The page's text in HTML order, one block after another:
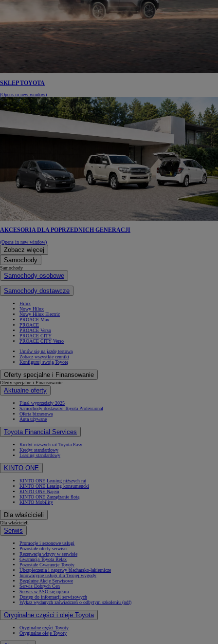
SKLEP TOYOTA
(Opens in new window)
AKCESORIA DLA POPRZEDNICH GENERACJI
(Opens in new window)
Zobacz więcej
Samochody
Samochody
Samochody osobowe
Samochody dostawcze
Hilux
Nowy Hilux
Nowy Hilux Electric
PROACE Max
PROACE
PROACE Verso
PROACE CITY
PROACE CITY Verso
Umów się na jazdę testową
Zobacz wszystkie cenniki
Konfiguruj swoją Toyotę
Oferty specjalne i Finansowanie
Oferty specjalne i Finansowanie
Aktualne oferty
Finał wyprzedaży 2025
Samochody dostawcze Toyota Professional
Oferta biznesowa
Auta używane
Toyota Financial Services
Kredyt niższych rat Toyota Easy
Kredyt standardowy
Leasing standardowy
KINTO ONE
KINTO ONE Leasing niższych rat
KINTO ONE Leasing konsumencki
KINTO ONE Najem
KINTO ONE Zarządzanie flotą
KINTO Mobility
Dla właścicieli
Dla właścicieli
Serwis
Promocje i sezonowe usługi
Pozostałe oferty serwisu
Rezerwacja wizyty w serwisie
Gwarancja Toyota Relax
Pozostałe Gwarancje Toyoty
Ubezpieczenia i naprawy blacharsko-lakiernicze
Innowacyjne usługi dla Twojej wygody
Bezpłatne Akcje Serwisowe
Serwis Dobrych Cen
Serwis w ASO się opłaca
Dostęp do informacji serwisowych
Wykaz wydanych zaświadczeń o odbytym szkoleniu (pdf)
Oryginalne części i oleje Toyota
Oryginalne części Toyoty
Oryginalne oleje Toyoty